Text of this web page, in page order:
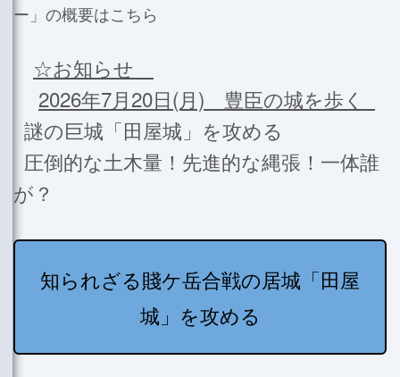
ー」の概要はこちら
☆お知らせ
2026年7月20日(月) 豊臣の城を歩く
謎の巨城「田屋城」を攻める
圧倒的な土木量！先進的な縄張！一体誰
が？
知られざる賤ケ岳合戦の居城「田屋
城」を攻める